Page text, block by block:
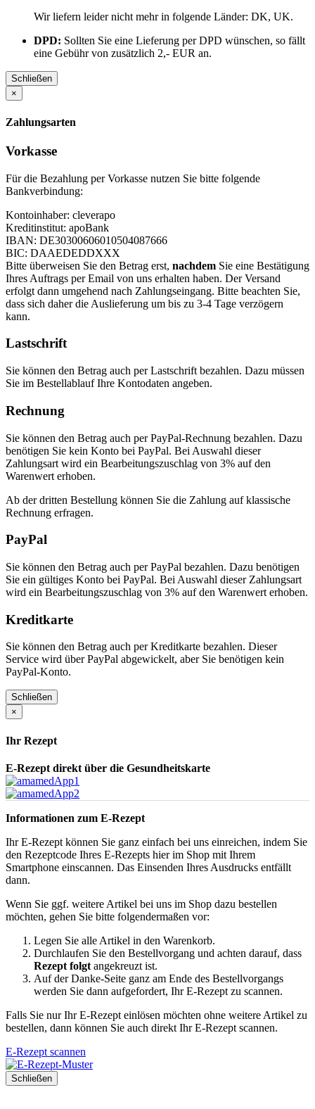
Wir liefern leider nicht mehr in folgende Länder: DK, UK.
DPD: Sollten Sie eine Lieferung per DPD wünschen, so fällt
eine Gebühr von zusätzlich 2,- EUR an.
Schließen
×
Zahlungsarten
Vorkasse
Für die Bezahlung per Vorkasse nutzen Sie bitte folgende
Bankverbindung:
Kontoinhaber: cleverapo
Kreditinstitut: apoBank
IBAN: DE30300606010504087666
BIC: DAAEDEDDXXX
Bitte überweisen Sie den Betrag erst, nachdem Sie eine Bestätigung
Ihres Auftrags per Email von uns erhalten haben. Der Versand
erfolgt dann umgehend nach Zahlungseingang. Bitte beachten Sie,
dass sich daher die Auslieferung um bis zu 3-4 Tage verzögern
kann.
Lastschrift
Sie können den Betrag auch per Lastschrift bezahlen. Dazu müssen
Sie im Bestellablauf Ihre Kontodaten angeben.
Rechnung
Sie können den Betrag auch per PayPal-Rechnung bezahlen. Dazu
benötigen Sie kein Konto bei PayPal. Bei Auswahl dieser
Zahlungsart wird ein Bearbeitungszuschlag von 3% auf den
Warenwert erhoben.
Ab der dritten Bestellung können Sie die Zahlung auf klassische
Rechnung erfragen.
PayPal
Sie können den Betrag auch per PayPal bezahlen. Dazu benötigen
Sie ein gültiges Konto bei PayPal. Bei Auswahl dieser Zahlungsart
wird ein Bearbeitungszuschlag von 3% auf den Warenwert erhoben.
Kreditkarte
Sie können den Betrag auch per Kreditkarte bezahlen. Dieser
Service wird über PayPal abgewickelt, aber Sie benötigen kein
PayPal-Konto.
Schließen
×
Ihr Rezept
E-Rezept direkt über die Gesundheitskarte
Informationen zum E-Rezept
Ihr E-Rezept können Sie ganz einfach bei uns einreichen, indem Sie
den Rezeptcode Ihres E-Rezepts hier im Shop mit Ihrem
Smartphone einscannen. Das Einsenden Ihres Ausdrucks entfällt
dann.
Wenn Sie ggf. weitere Artikel bei uns im Shop dazu bestellen
möchten, gehen Sie bitte folgendermaßen vor:
Legen Sie alle Artikel in den Warenkorb.
Durchlaufen Sie den Bestellvorgang und achten darauf, dass
Rezept folgt angekreuzt ist.
Auf der Danke-Seite ganz am Ende des Bestellvorgangs
werden Sie dann aufgefordert, Ihr E-Rezept zu scannen.
Falls Sie nur Ihr E-Rezept einlösen möchten ohne weitere Artikel zu
bestellen, dann können Sie auch direkt Ihr E-Rezept scannen.
E-Rezept scannen
Schließen